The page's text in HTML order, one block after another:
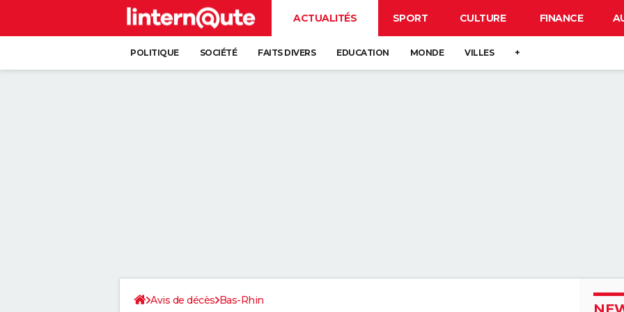
ACTUALITÉS SPORT CULTURE FINANCE
POLITIQUE SOCIÉTÉ FAITS DIVERS EDUCATION MONDE VILLES +
Avis de décès Bas-Rhin